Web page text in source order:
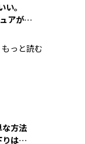
。
アが選
もっと読む
方法
は短